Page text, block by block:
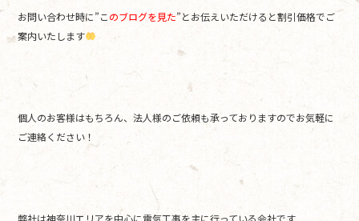
お問い合わせ時に”このブログを見た”とお伝えいただけると割引価格でご
案内いたします
個人のお客様はもちろん、法人様のご依頼も承っておりますのでお気軽に
ご連絡ください！
弊社は神奈川エリアを中心に電気工事を主に行っている会社です